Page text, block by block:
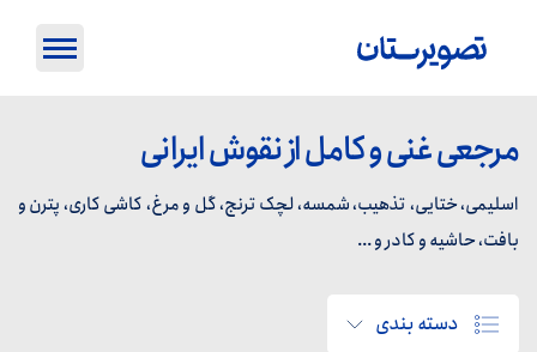
مرجعی غنی و کامل از نقوش ایرانی
اسلیمی، ختایی، تذهیب، شمسه، لچک ترنج، گل و مرغ، کاشی کاری، پترن و
بافت، حاشیه و کادر و ...
دسته بندی